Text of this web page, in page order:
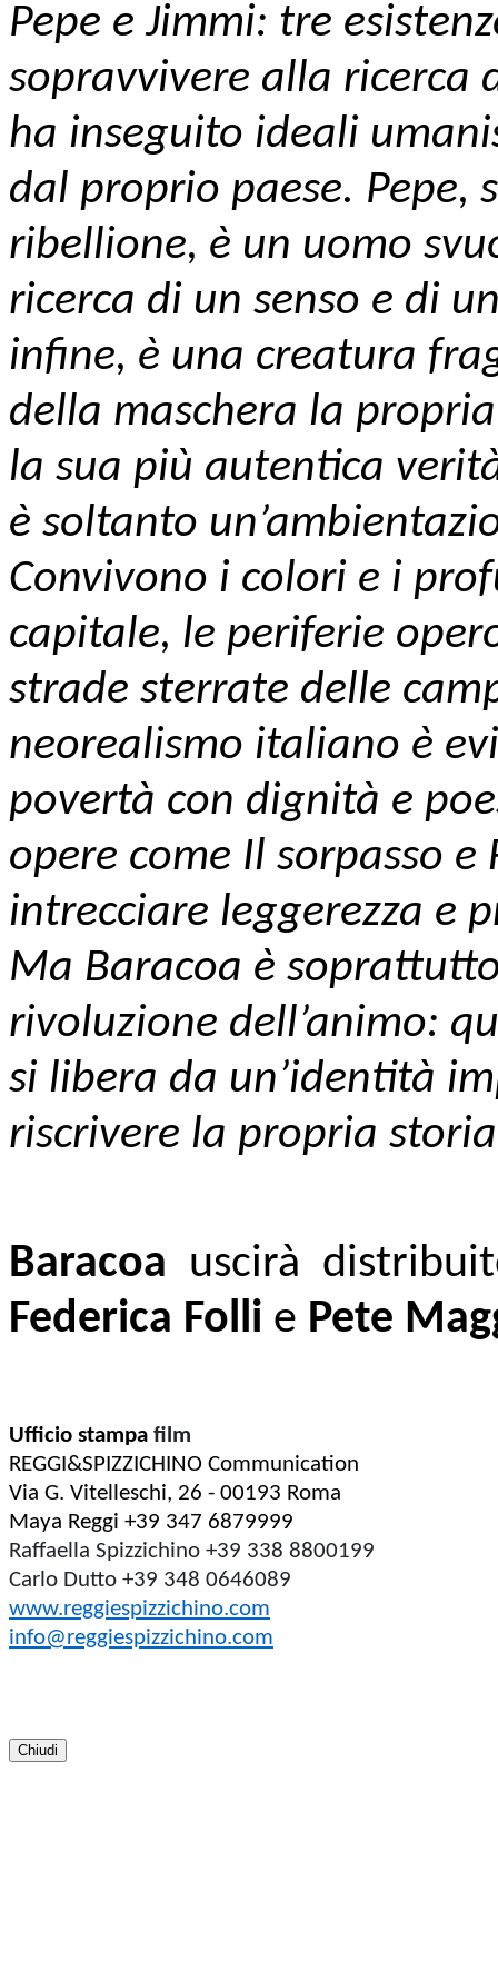
Pepe e Jimmi: tre
sopravvivere alla ricerca
ha inseguito ideali
dal proprio paese. Pepe,
ribellione, è un uomo
ricerca di un senso e di
infine, è una creatura
della maschera la
la sua più autentica
è soltanto
Convivono i colori e i
capitale, le periferie
strade sterrate delle
neorealismo italiano è
povertà con dignità e
opere come Il sorpasso
intrecciare leggerezza e
Ma Baracoa è
rivoluzione dell’animo:
si libera da un’identità
riscrivere la propria
Baracoa uscirà
Federica Folli e Pete
Ufficio stampa film
REGGI&SPIZZICHINO Communication
Via G. Vitelleschi, 26 - 00193 Roma
Maya Reggi +39 347 6879999
Raffaella Spizzichino +39 338 8800199
Carlo Dutto +39 348 0646089
www.reggiespizzichino.com
info@reggiespizzichino.com
Chiudi